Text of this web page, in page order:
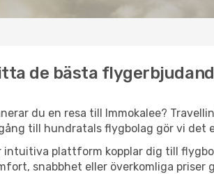
de bästa
du en resa till Immokalee?
till hundratals flygbolag gör vi det
intuitiva plattform kopplar dig till
snabbhet eller överkomliga